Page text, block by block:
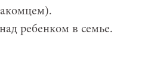
ребенком в семье.